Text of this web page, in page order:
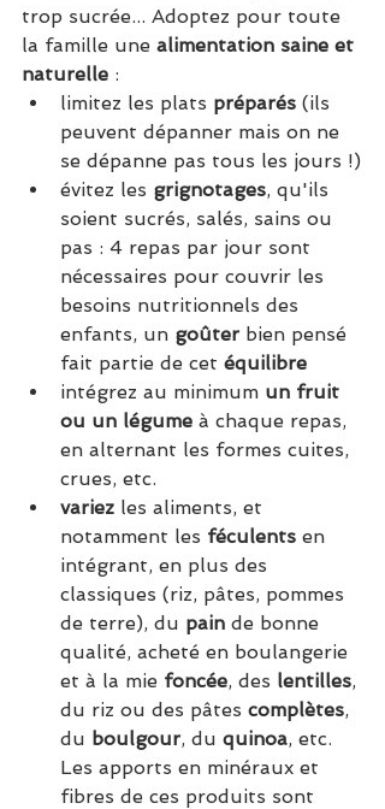
trop sucrée... Adoptez pour toute
la famille une alimentation saine et
naturelle :
limitez les plats préparés (ils
peuvent dépanner mais on ne
se dépanne pas tous les jours !)
évitez les grignotages, qu'ils
soient sucrés, salés, sains ou
pas : 4 repas par jour sont
nécessaires pour couvrir les
besoins nutritionnels des
enfants, un goûter bien pensé
fait partie de cet équilibre
intégrez au minimum un fruit
ou un légume à chaque repas,
en alternant les formes cuites,
crues, etc.
variez les aliments, et
notamment les féculents en
intégrant, en plus des
classiques (riz, pâtes, pommes
de terre), du pain de bonne
qualité, acheté en boulangerie
et à la mie foncée, des lentilles,
du riz ou des pâtes complètes,
du boulgour, du quinoa, etc.
Les apports en minéraux et
fibres de ces produits sont